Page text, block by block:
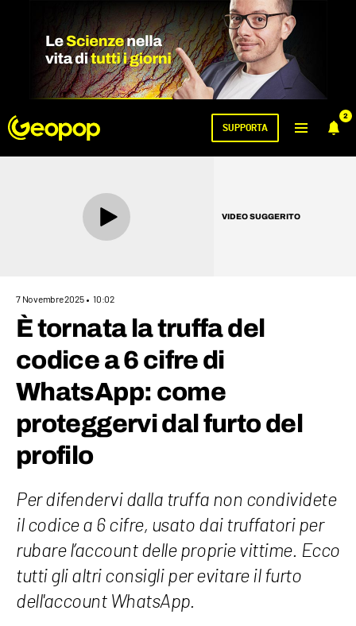
2
SUPPORTA
VIDEO SUGGERITO
7 Novembre 2025 10:02
È tornata la truffa del
codice a 6 cifre di
WhatsApp: come
proteggervi dal furto del
profilo
Per difendervi dalla truffa non condividete
il codice a 6 cifre, usato dai truffatori per
rubare l’account delle proprie vittime. Ecco
tutti gli altri consigli per evitare il furto
dell'account WhatsApp.